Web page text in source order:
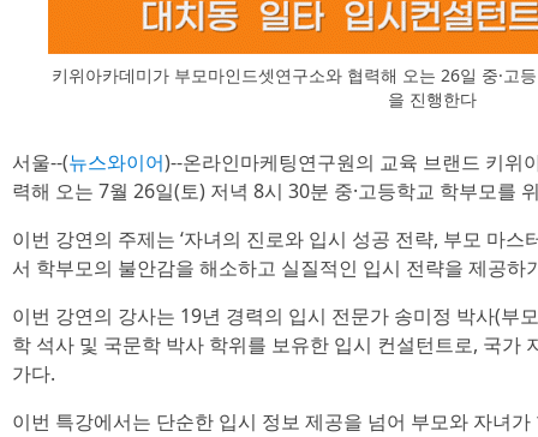
키위아카데미가 부모마인드셋연구소와 협력해 오는 26일 중·고
을 진행한다
서울--(뉴스와이어)--온라인마케팅연구원의 교육 브랜드 키위
력해 오는 7월 26일(토) 저녁 8시 30분 중·고등학교 학부모를
이번 강연의 주제는 ‘자녀의 진로와 입시 성공 전략, 부모 마스
서 학부모의 불안감을 해소하고 실질적인 입시 전략을 제공하
이번 강연의 강사는 19년 경력의 입시 전문가 송미정 박사(부
학 석사 및 국문학 박사 학위를 보유한 입시 컨설턴트로, 국가
가다.
이번 특강에서는 단순한 입시 정보 제공을 넘어 부모와 자녀